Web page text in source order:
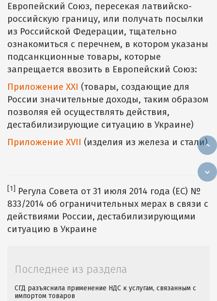
Европейский Союз, пересекая латвийско-
российскую границу, или получать посылки
из Российской Федерации, тщательно
ознакомиться с перечнем, в котором указаны
подсанкционные товары, которые
запрещается ввозить в Европейский Союз:
Приложение XXI (товары, создающие для
России значительные доходы, таким образом
позволяя ей осуществлять действия,
дестабилизирующие ситуацию в Украине)
Приложение XVII (изделия из железа и стали)
[1] Регула Совета от 31 июля 2014 года (ЕС) №
833/2014 об ограничительных мерах в связи с
действиями России, дестабилизирующими
ситуацию в Украине
Последнее из раздела
СГД разъяснила применение НДС к услугам, связанным с
импортом товаров